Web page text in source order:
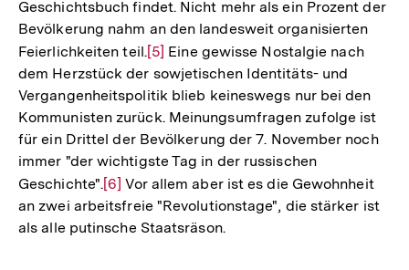
Geschichtsbuch findet. Nicht mehr als ein Prozent der
Bevölkerung nahm an den landesweit organisierten
Feierlichkeiten teil.Zur
Auflösung
der
Fußnote
[5] Eine gewisse Nostalgie nach
dem Herzstück der sowjetischen Identitäts- und
Vergangenheitspolitik blieb keineswegs nur bei den
Kommunisten zurück. Meinungsumfragen zufolge ist
für ein Drittel der Bevölkerung der 7. November noch
immer "der wichtigste Tag in der russischen
Geschichte".Zur
Auflösung
der
[6] Vor allem aber ist es die Gewohnheit
an zwei arbeitsfreie "Revolutionstage", die stärker ist
als alle putinsche Staatsräson.